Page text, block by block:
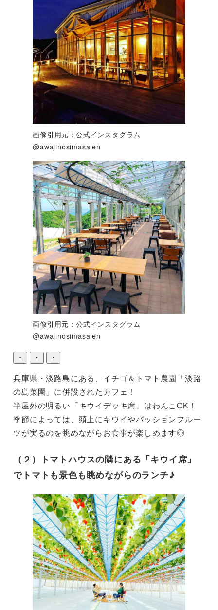
画像引用元：公式インスタグラム
@awajinosimasaien
画像引用元：公式インスタグラム
@awajinosimasaien
・ ・ ・
兵庫県・淡路島にある、イチゴ＆トマト農園「淡路
の島菜園」に併設されたカフェ！
半屋外の明るい「キウイデッキ席」はわんこOK！
季節によっては、頭上に​キウイやパッションフルー
ツが実るのを眺めながらお食事が楽しめます◎
（２）トマトハウスの隣にある「キウイ席」
でトマトも景色も眺めながらのランチ♪